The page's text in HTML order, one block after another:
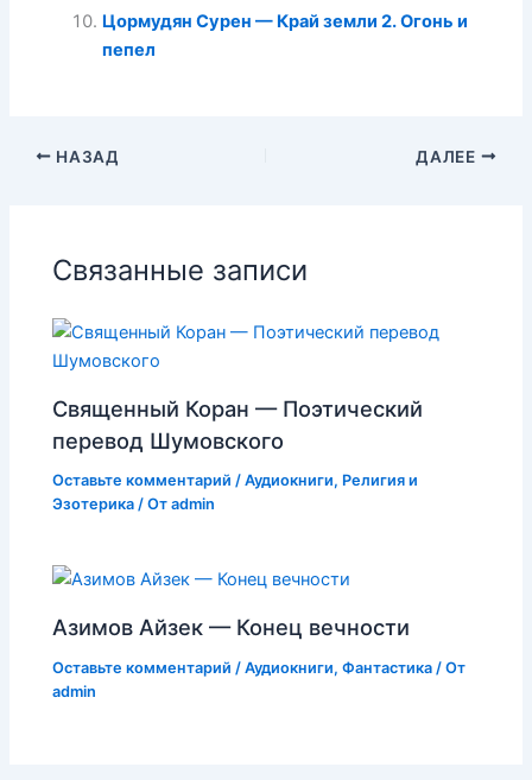
Цормудян Сурен — Край земли 2. Огонь и
пепел
НАЗАД ДАЛЕЕ
Связанные записи
Священный Коран — Поэтический
перевод Шумовского
Оставьте комментарий /Аудиокниги, Религия и
Эзотерика / Отadmin
Азимов Айзек — Конец вечности
Оставьте комментарий /Аудиокниги,Фантастика / От
admin